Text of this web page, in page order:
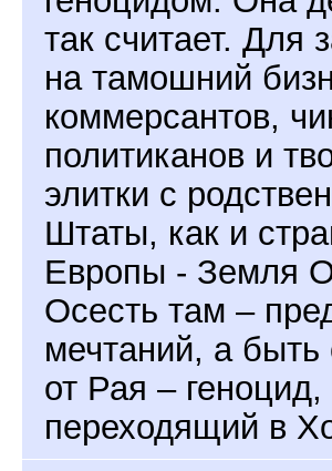
так считает. Для
на тамошний
коммерсантов,
политиканов и
элитки с
Штаты, как и
Европы - Земля
Осесть там –
мечтаний, а
от Рая –
переходящий в